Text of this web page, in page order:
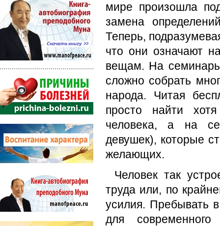
мире произошла
замена
Теперь,
что они означают
вещам. На
сложно собрать
народа. Читая
просто найти
человека, а на
девушек), которые
желающих.
Человек так
труда или, по
усилия. Пребывать
для